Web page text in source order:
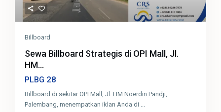
Billboard
Sewa Billboard Strategis di OPI Mall, Jl.
HM...
PLBG 28
Billboard di sekitar OPI Mall, Jl. HM Noerdin Pandji,
Palembang, menempatkan iklan Anda di ...